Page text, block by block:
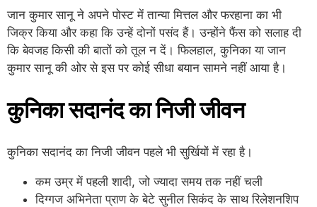
जान कुमार सानू ने अपने पोस्ट में तान्या मित्तल और फरहाना का भी
जिक्र किया और कहा कि उन्हें दोनों पसंद हैं। उन्होंने फैंस को सलाह दी
कि बेवजह किसी की बातों को तूल न दें। फिलहाल, कुनिका या जान
कुमार सानू की ओर से इस पर कोई सीधा बयान सामने नहीं आया है।
कुनिका सदानंद का निजी जीवन
कुनिका सदानंद का निजी जीवन पहले भी सुर्खियों में रहा है।
कम उम्र में पहली शादी, जो ज्यादा समय तक नहीं चली
दिग्गज अभिनेता प्राण के बेटे सुनील सिकंद के साथ रिलेशनशिप